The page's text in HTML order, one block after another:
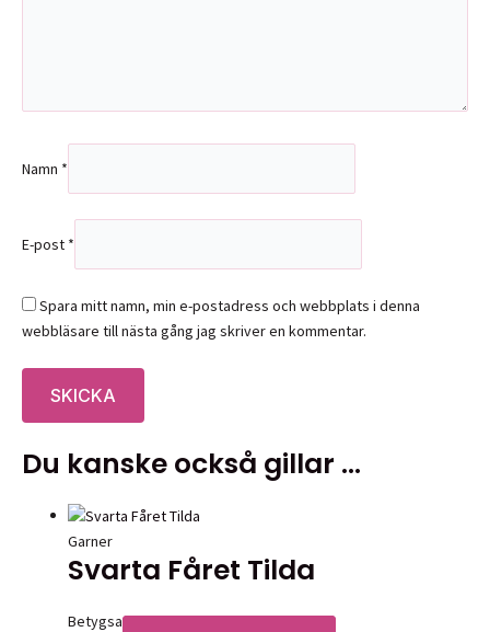
Namn *
E-post *
Spara mitt namn, min e-postadress och webbplats i denna
webbläsare till nästa gång jag skriver en kommentar.
Du kanske också gillar …
Garner
Svarta Fåret Tilda
Betygsatt0av 5